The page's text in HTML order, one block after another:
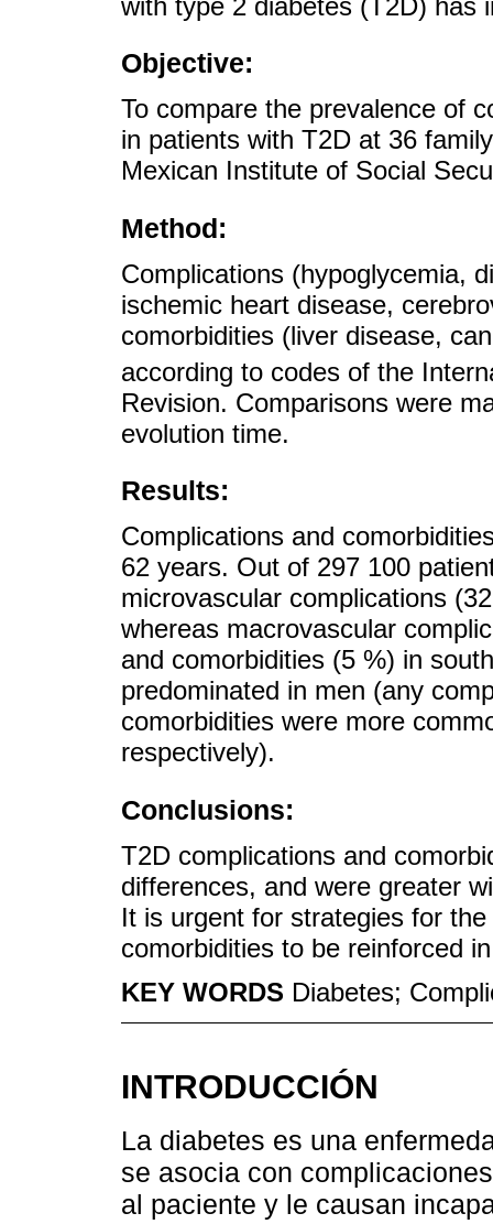
with type 2 diabetes (T2D) has
Objective:
To compare the prevalence of
in patients with T2D at 36
Mexican Institute of Social
Method:
Complications (hypoglycemia,
ischemic heart disease,
comorbidities (liver disease,
according to codes of the
Revision. Comparisons were
evolution time.
Results:
Complications and
62 years. Out of 297 100
microvascular complications
whereas macrovascular
and comorbidities (5 %) in
predominated in men (any
comorbidities were more
respectively).
Conclusions:
T2D complications and
differences, and were greater
It is urgent for strategies for
comorbidities to be reinforced
KEY WORDS Diabetes;
INTRODUCCIÓN
La diabetes es una
se asocia con
al paciente y le causan